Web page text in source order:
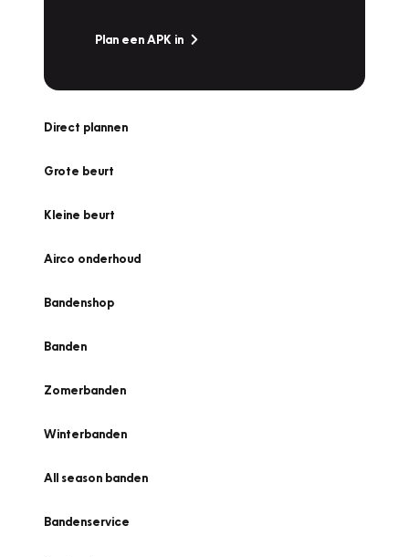
Plan een APK in
Direct plannen
Grote beurt
Kleine beurt
Airco onderhoud
Bandenshop
Banden
Zomerbanden
Winterbanden
All season banden
Bandenservice